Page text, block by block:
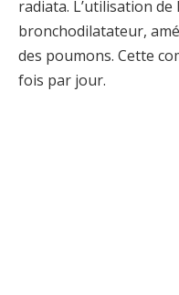
radiata. L’utilisation de
bronchodilatateur,
des poumons. Cette
fois par jour.